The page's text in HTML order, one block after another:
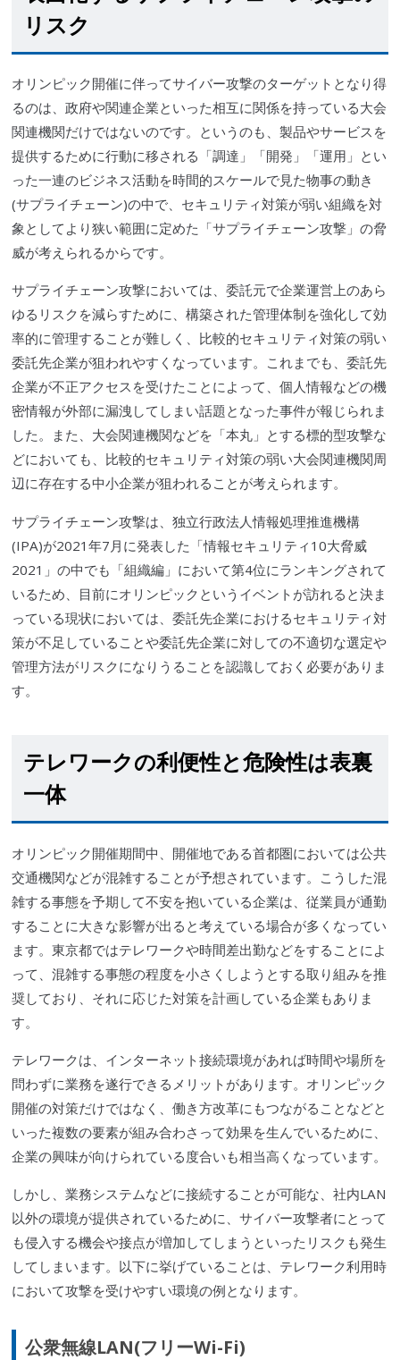
リスク
オリンピック開催に伴ってサイバー攻撃のターゲットとなり得
るのは、政府や関連企業といった相互に関係を持っている大会
関連機関だけではないのです。というのも、製品やサービスを
提供するために行動に移される「調達」「開発」「運用」とい
った一連のビジネス活動を時間的スケールで見た物事の動き
(サプライチェーン)の中で、セキュリティ対策が弱い組織を対
象としてより狭い範囲に定めた「サプライチェーン攻撃」の脅
威が考えられるからです。
サプライチェーン攻撃においては、委託元で企業運営上のあら
ゆるリスクを減らすために、構築された管理体制を強化して効
率的に管理することが難しく、比較的セキュリティ対策の弱い
委託先企業が狙われやすくなっています。これまでも、委託先
企業が不正アクセス を受けたことによって、個人情報などの機
密情報が外部に漏洩してしまい話題となった事件が報じられま
した。また、大会関連機関などを「本丸」とする標的型攻撃な
どにおいても、比較的セキュリティ対策の弱い大会関連機関周
辺に存在する中小企業が狙われることが考えられます。
サプライチェーン攻撃は、独立行政法人情報処理推進機構
(IPA)が2021年7月に発表した「情報セキュリティ10大脅威
2021」の中でも「組織編」において第4位にランキングされて
いるため、目前にオリンピックというイベントが訪れると決ま
っている現状においては、委託先企業におけるセキュリティ対
策が不足していることや委託先企業に対しての不適切な選定や
管理方法がリスクになりうることを認識しておく必要がありま
す。
テレワークの利便性と危険性は表裏
一体
オリンピック開催期間中、開催地である首都圏においては公共
交通機関などが混雑することが予想されています。こうした混
雑する事態を予期して不安を抱いている企業は、従業員が通勤
することに大きな影響が出ると考えている場合が多くなってい
ます。東京都ではテレワークや時間差出勤などをすることによ
って、混雑する事態の程度を小さくしようとする取り組みを推
奨しており、それに応じた対策を計画している企業もありま
す。
テレワークは、インターネット接続環境があれば時間や場所を
問わずに業務を遂行できるメリットがあります。オリンピック
開催の対策だけではなく、働き方改革にもつながることなどと
いった複数の要素が組み合わさって効果を生んでいるために、
企業の興味が向けられている度合いも相当高くなっています。
しかし、業務システムなどに接続することが可能な、社内LAN
以外の環境が提供されているために、サイバー攻撃者にとって
も侵入する機会や接点が増加してしまうといったリスクも発生
してしまいます。以下に挙げていることは、テレワーク利用時
において攻撃を受けやすい環境の例となります。
公衆無線LAN(フリーWi-Fi)